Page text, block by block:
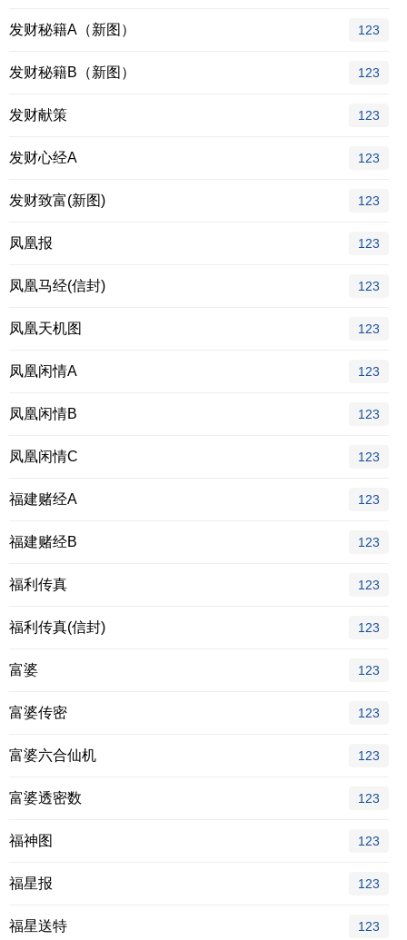
发财秘籍A（新图） 123
发财秘籍B（新图） 123
发财献策 123
发财心经A 123
发财致富(新图) 123
凤凰报 123
凤凰马经(信封) 123
凤凰天机图 123
凤凰闲情A 123
凤凰闲情B 123
凤凰闲情C 123
福建赌经A 123
福建赌经B 123
福利传真 123
福利传真(信封) 123
富婆 123
富婆传密 123
富婆六合仙机 123
富婆透密数 123
福神图 123
福星报 123
福星送特 123